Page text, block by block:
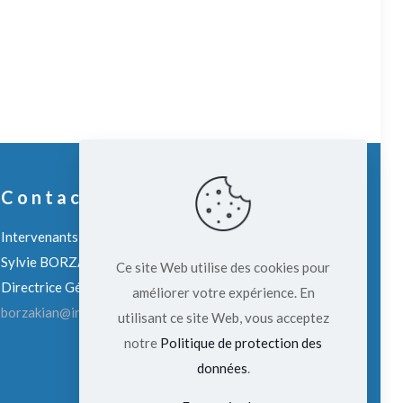
Contact
Intervenants :
Sylvie BORZAKIAN
Directrice Générale
borzakian@institut-innovation.com
Ce site Web utilise des cookies pour
améliorer votre expérience. En
utilisant ce site Web, vous acceptez
notre Politique de protection des
données.